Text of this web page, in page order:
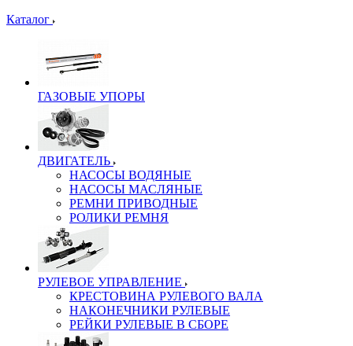
Каталог
ГАЗОВЫЕ УПОРЫ
ДВИГАТЕЛЬ
НАСОСЫ ВОДЯНЫЕ
НАСОСЫ МАСЛЯНЫЕ
РЕМНИ ПРИВОДНЫЕ
РОЛИКИ РЕМНЯ
РУЛЕВОЕ УПРАВЛЕНИЕ
КРЕСТОВИНА РУЛЕВОГО ВАЛА
НАКОНЕЧНИКИ РУЛЕВЫЕ
РЕЙКИ РУЛЕВЫЕ В СБОРЕ